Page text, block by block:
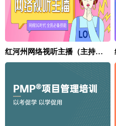
红河州网络视听主播（主持人）培训课